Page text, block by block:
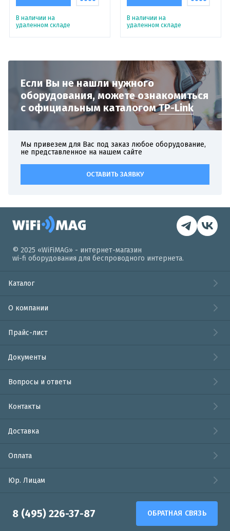
В наличии на
удаленном складе
В наличии на
удаленном складе
Если Вы не нашли нужного
оборудования, можете ознакомиться
с официальным каталогомTP-Link
Мы привезем для Вас под заказ любое оборудование,
не представленное на нашем сайте
ОСТАВИТЬ ЗАЯВКУ
© 2025 «WiFiMAG» - интернет-магазин
wi-fi оборудования для беспроводного интернета.
Каталог
О компании
Прайс-лист
Документы
Вопросы и ответы
Контакты
Доставка
Оплата
Юр. Лицам
8 (495) 226-37-87 ОБРАТНАЯ СВЯЗЬ